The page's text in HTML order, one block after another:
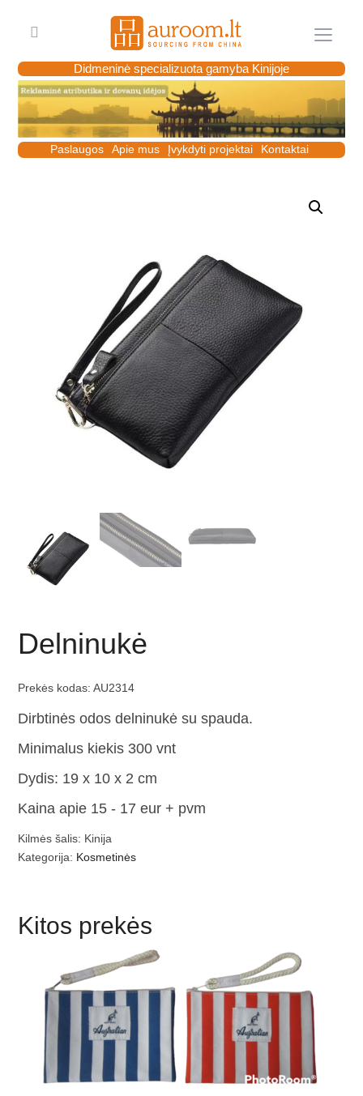
Meniu
Didmeninė specializuota gamyba Kinijoje
Paslaugos Apie mus Įvykdyti projektai Kontaktai
Delninukė
Prekės kodas:AU2314
Dirbtinės odos delninukė su spauda.
Minimalus kiekis 300 vnt
Dydis: 19 x 10 x 2 cm
Kaina apie 15 - 17 eur + pvm
Kilmės šalis: Kinija
Kategorija: Kosmetinės
Kitos prekės
Dryžuota medvilninė jūrinio stiliaus
kosmetinė